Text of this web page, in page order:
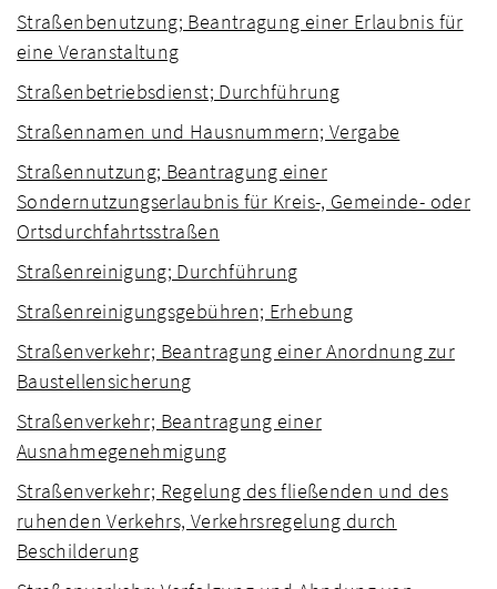
Straßenbenutzung; Beantragung einer Erlaubnis für
eine Veranstaltung
Straßenbetriebsdienst; Durchführung
Straßennamen und Hausnummern; Vergabe
Straßennutzung; Beantragung einer
Sondernutzungserlaubnis für Kreis-, Gemeinde- oder
Ortsdurchfahrtsstraßen
Straßenreinigung; Durchführung
Straßenreinigungsgebühren; Erhebung
Straßenverkehr; Beantragung einer Anordnung zur
Baustellensicherung
Straßenverkehr; Beantragung einer
Ausnahmegenehmigung
Straßenverkehr; Regelung des fließenden und des
ruhenden Verkehrs, Verkehrsregelung durch
Beschilderung